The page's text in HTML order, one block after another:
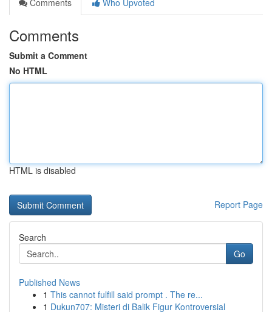
Comments
Who Upvoted
Comments
Submit a Comment
No HTML
HTML is disabled
Report Page
Search
Go
Published News
1 This cannot fulfill said prompt . The re...
1 Dukun707: Misteri di Balik Figur Kontroversial